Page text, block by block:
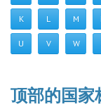
K L M
U V W
顶部的国家